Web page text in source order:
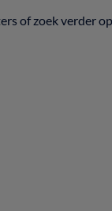
of zoek verder op